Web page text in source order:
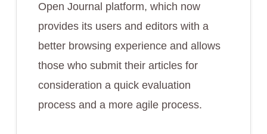
Open Journal platform, which now
provides its users and editors with a
better browsing experience and allows
those who submit their articles for
consideration a quick evaluation
process and a more agile process.